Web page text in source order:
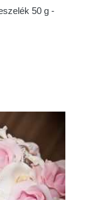
50 g -